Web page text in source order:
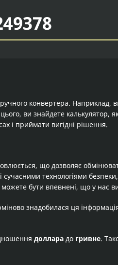
конвертера. Наприклад,
ви знайдете калькулятор,
і приймати вигідні рішення.
що дозволяє
технологіями
бути впевнені, що у нас
знадобилася ця
доллара до гривне.